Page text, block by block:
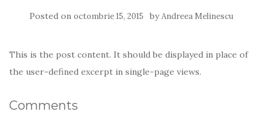
Posted on octombrie 15, 2015 byAndreea Melinescu
This is the post content. It should be displayed in place of
the user-defined excerpt in single-page views.
Comments